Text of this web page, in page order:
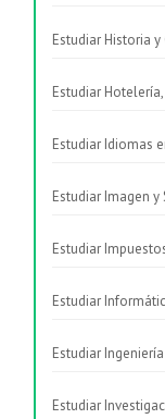
Estudiar Historia
Estudiar
Estudiar Idiomas
Estudiar Imagen
Estudiar
Estudiar
Estudiar
Estudiar